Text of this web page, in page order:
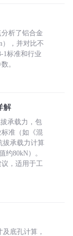
析了铝合金
），并对比不
1标准和行业
。
解
承载力，包
准（如《混
拔承载力计算
约80kN）。
，适用于工
底孔计算，